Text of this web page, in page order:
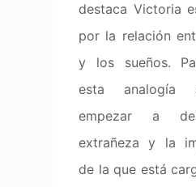
destaca Victoria
por la relación
y los sueños.
esta analogía
empezar a
extrañeza y la
de la que está